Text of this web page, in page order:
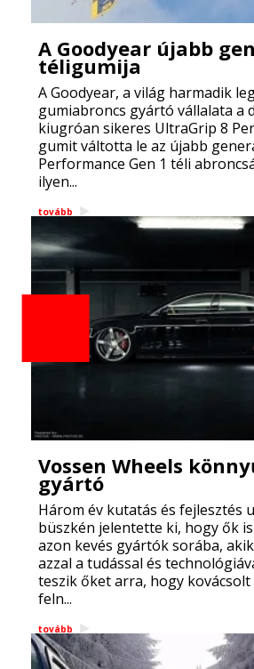
A Goodyear újabb
téligumija
A Goodyear, a világ harmadik
gumiabroncs gyártó vállalata a
kiugróan sikeres UltraGrip 8
gumit váltotta le az újabb
Performance Gen 1 téli
ilyen...
tovább
Vossen Wheels
gyártó
Három év kutatás és fejlesztés
büszkén jelentette ki, hogy ők
azon kevés gyártók sorába,
azzal a tudással és
teszik őket arra, hogy
feln...
tovább